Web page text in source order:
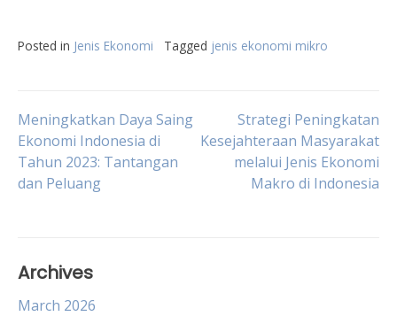
Posted in Jenis Ekonomi Tagged jenis ekonomi mikro
Post
navigation
Meningkatkan Daya Saing
Ekonomi Indonesia di
Tahun 2023: Tantangan
dan Peluang
Strategi Peningkatan
Kesejahteraan Masyarakat
melalui Jenis Ekonomi
Makro di Indonesia
Archives
March 2026